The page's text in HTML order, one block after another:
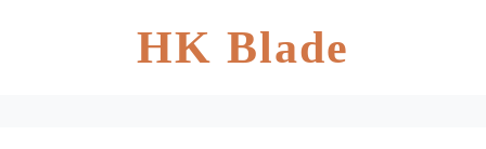
HK Blade